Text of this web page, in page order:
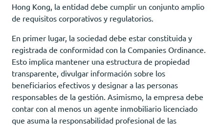
Hong Kong, la entidad debe cumplir un conjunto amplio
de requisitos corporativos y regulatorios.
En primer lugar, la sociedad debe estar constituida y
registrada de conformidad con la Companies Ordinance.
Esto implica mantener una estructura de propiedad
transparente, divulgar información sobre los
beneficiarios efectivos y designar a las personas
responsables de la gestión. Asimismo, la empresa debe
contar con al menos un agente inmobiliario licenciado
que asuma la responsabilidad profesional de las